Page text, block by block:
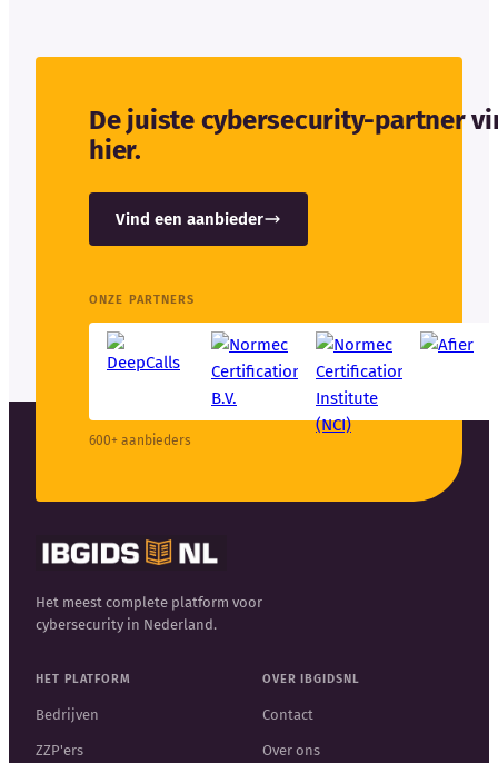
De juiste cybersecurity-partner
hier.
Vind een aanbieder
ONZE PARTNERS
600+ aanbieders
Het meest complete platform voor
cybersecurity in Nederland.
HET PLATFORM
Bedrijven
ZZP'ers
OVER IBGIDSNL
Contact
Over ons